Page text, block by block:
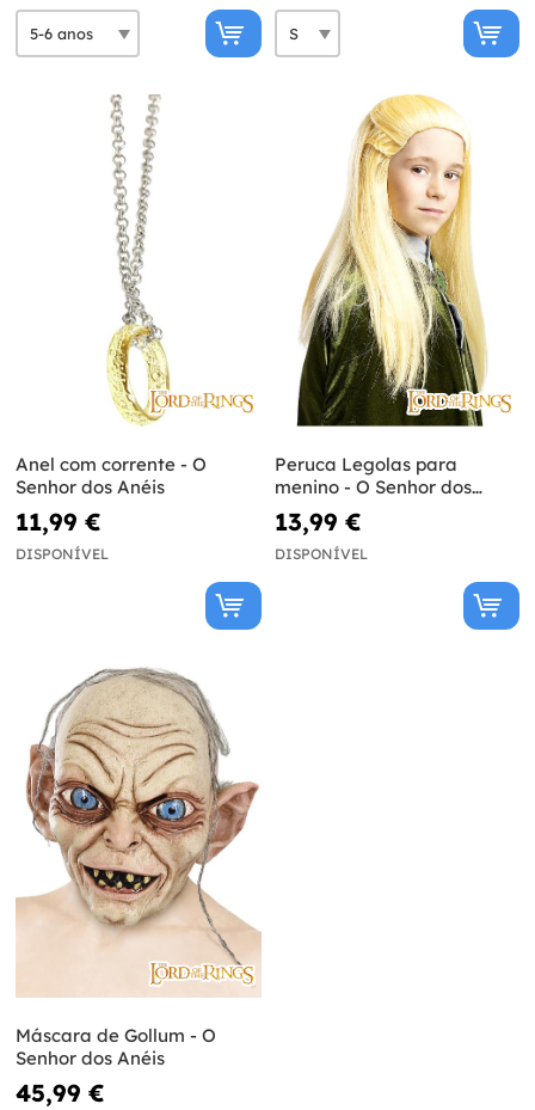
Anel com corrente - O
Senhor dos Anéis
11,99 €
DISPONÍVEL
Peruca Legolas para
menino - O Senhor dos
Anéis
13,99 €
DISPONÍVEL
Máscara de Gollum - O
Senhor dos Anéis
45,99 €